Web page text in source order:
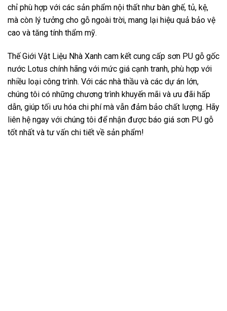
chỉ phù hợp với các sản phẩm nội thất như bàn ghế, tủ, kệ,
mà còn lý tưởng cho gỗ ngoài trời, mang lại hiệu quả bảo vệ
cao và tăng tính thẩm mỹ.
Thế Giới Vật Liệu Nhà Xanh cam kết cung cấp sơn PU gỗ gốc
nước Lotus chính hãng với mức giá cạnh tranh, phù hợp với
nhiều loại công trình. Với các nhà thầu và các dự án lớn,
chúng tôi có những chương trình khuyến mãi và ưu đãi hấp
dẫn, giúp tối ưu hóa chi phí mà vẫn đảm bảo chất lượng. Hãy
liên hệ ngay với chúng tôi để nhận được báo giá sơn PU gỗ
tốt nhất và tư vấn chi tiết về sản phẩm!